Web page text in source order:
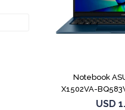
Notebook
X1502VA-
USD